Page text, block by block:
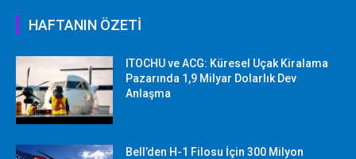
HAFTANIN ÖZETİ
ITOCHU ve ACG: Küresel Uçak Kiralama
Pazarında 1,9 Milyar Dolarlık Dev
Anlaşma
Bell’den H-1 Filosu İçin 300 Milyon